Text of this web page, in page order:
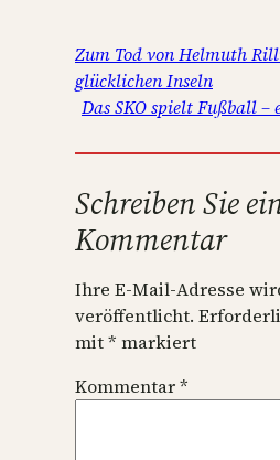
Zum Tod von Helmuth
glücklichen Inseln
Das SKO spielt Fußball
Schreiben Sie
Kommentar
Ihre E-Mail-Adresse
veröffentlicht.
mit* markiert
Kommentar*